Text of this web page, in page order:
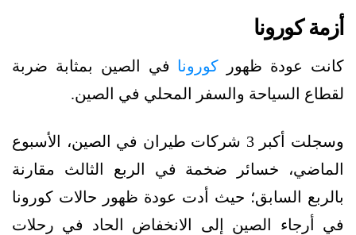
أزمة كورونا
كانت عودة ظهور كورونا في الصين بمثابة ضربة
لقطاع السياحة والسفر المحلي في الصين.
وسجلت أكبر 3 شركات طيران في الصين، الأسبوع
الماضي، خسائر ضخمة في الربع الثالث مقارنة
بالربع السابق؛ حيث أدت عودة ظهور حالات كورونا
في أرجاء الصين إلى الانخفاض الحاد في رحلات